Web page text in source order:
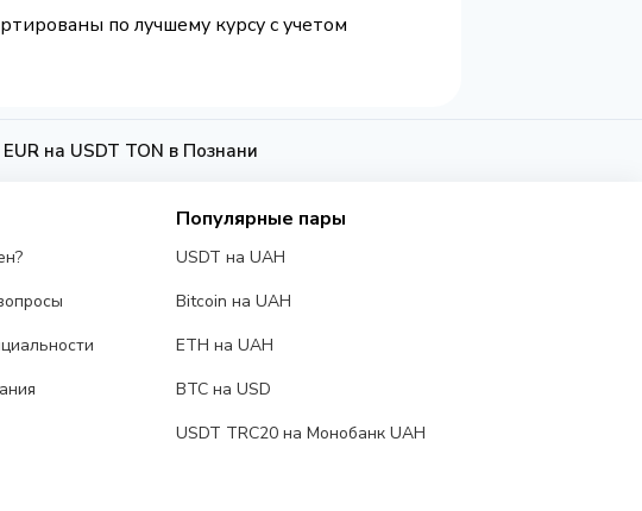
по лучшему курсу с учетом
на USDT TON в Познани
Популярные пары
USDT на UAH
Bitcoin на UAH
ETH на UAH
BTC на USD
USDT TRC20 на Монобанк UAH